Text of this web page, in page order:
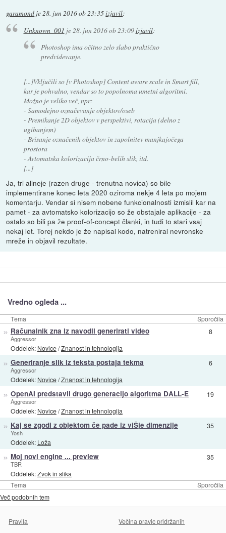
garamond je28. jun 2016 ob 23:35izjavil:
Unknown_001 je28. jun 2016 ob 23:09izjavil:
Photoshop ima očitno zelo slabo praktično
predvidevanje.
[...]Vključili so [v Photoshop] Content aware scalein Smart fill,
kar je pohvalno, vendar so to popolnoma umetni algoritmi.
Možno je veliko več, npr:
- Samodejno označevanje objektov/oseb
- Premikanje 2D objektov v perspektivi, rotacija (delno z
ugibanjem)
- Brisanje označenih objektov in zapolnitev manjkajočega
prostora
- Avtomatska kolorizacija črno-belih slik, itd.
[...]
Ja, tri alineje (razen druge - trenutna novica) so bile
implementirane konec leta 2020 oziroma nekje 4 leta po mojem
komentarju. Vendar si nisem nobene funkcionalnosti izmislil kar na
pamet - za avtomatsko kolorizacijo so že obstajale aplikacije - za
ostalo so bili pa že proof-of-concept članki, in tudi to stari vsaj
nekaj let. Torej nekdo je že napisal kodo, natreniral nevronske
mreže in objavil rezultate.
Vredno ogleda ...
Tema Sporočila
Tema Sporočila
» Računalnik zna iz navodil generirati video
Aggressor
Oddelek: Novice/Znanost in tehnologija
8
» Generiranje slik iz teksta postaja tekma
Aggressor
Oddelek: Novice/Znanost in tehnologija
6
» OpenAI predstavil drugo generacijo algoritma DALL-E
Aggressor
Oddelek: Novice/Znanost in tehnologija
19
» Kaj se zgodi z objektom če pade iz viŠje dimenzije
Yosh
Oddelek: Loža
35
» Moj novi engine ... preview
TBR
Oddelek:Zvok in slika
35
Več podobnih tem
Pravila
Večina pravic pridržanih